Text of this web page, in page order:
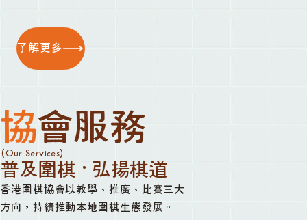
了解更多
協會服務
(Our Services)
普及圍棋 · 弘揚棋道
香港圍棋協會以教學、推廣、比賽三大
方向，持續推動本地圍棋生態發展。